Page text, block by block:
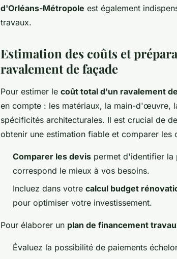
d'Orléans-Métropole est également
travaux.
Estimation des coûts et
ravalement de façade
Pour estimer le coût total d'un ravalement
en compte : les matériaux, la main-d'œuvre,
spécificités architecturales. Il est crucial de
obtenir une estimation fiable et comparer les
Comparer les devis permet d'identifier la
correspond le mieux à vos besoins.
Incluez dans votre calcul budget
pour optimiser votre investissement.
Pour élaborer un plan de financement
Évaluez la possibilité de paiements